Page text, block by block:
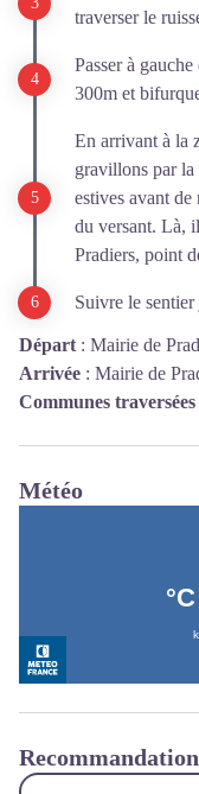
traverser le
Passer à
300m et
En arrivant à la
gravillons par la
estives avant
du versant. Là,
Pradiers, point
Suivre le
Départ : Mairie de
Arrivée : Mairie de
Communes traversées
Météo